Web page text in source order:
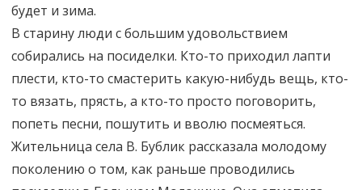
будет и зима.
В старину люди с большим удовольствием
собирались на посиделки. Кто-то приходил лапти
плести, кто-то смастерить какую-нибудь вещь, кто-
то вязать, прясть, а кто-то просто поговорить,
попеть песни, пошутить и вволю посмеяться.
Жительница села В. Бублик рассказала молодому
поколению о том, как раньше проводились